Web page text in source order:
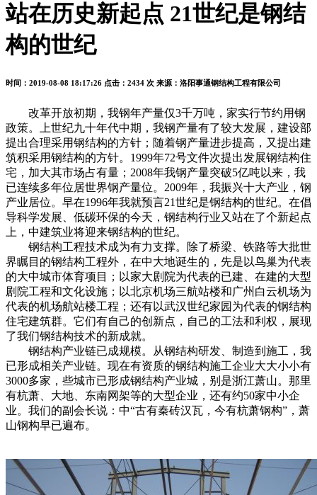
站在历史新起点 21世纪是钢结
构的世纪
时间：2019-08-08 18:17:26 点击：2434 次 来源：洛阳事通钢结构工程有限公司
改革开放初期，我钢年产量仅3千万吨，家实行节约用钢
政策。上世纪九十年代中期，我钢产量有了较大发展，建设部
提出合理采用钢结构的方针；随着钢产量进步提高，又提出建
筑积采用钢结构的方针。1999年72号文件次提出发展钢结构住
宅，加大其市场占有量；2008年我钢产量突破5亿吨以来，我
已连续多年位居世界钢产量位。2009年，我振兴十大产业，钢
产业居位。早在1996年我就预言21世纪是钢结构的世纪。在倡
导科学发展、低碳环保的今天，钢结构行业又站在了个新起点
上，中建筑业将迎来钢结构的世纪。
钢结构工程技术成为有力支撑。除了桥梁、铁路等大批世
界瞩目的钢结构工程外，在中大地诞生的，先是以鸟巢为代表
的大中城市体育项目；以家大剧院为代表的已建、在建的大型
剧院工程和文化设施；以北京机场三航站楼和广州白云机场为
代表的机场航站楼工程；还有以武汉世纪家园为代表的钢结构
住宅建筑群。它们有自己的创新点，自己的工法和利权，展现
了我们钢结构技术的新成就。
钢结构产业链已成规模。从钢结构研发、制造到施工，我
已形成相关产业链。现在有资质的钢结构施工企业大大小小有
3000多家，些城市已形成钢结构产业城，别是浙江萧山。那里
有杭萧、大地、东南网架等的大型企业，还有约50家中小企
业。我们的副会长说：中“古有秦砖汉瓦，今有杭萧钢构”，萧
山钢构早已遍布。